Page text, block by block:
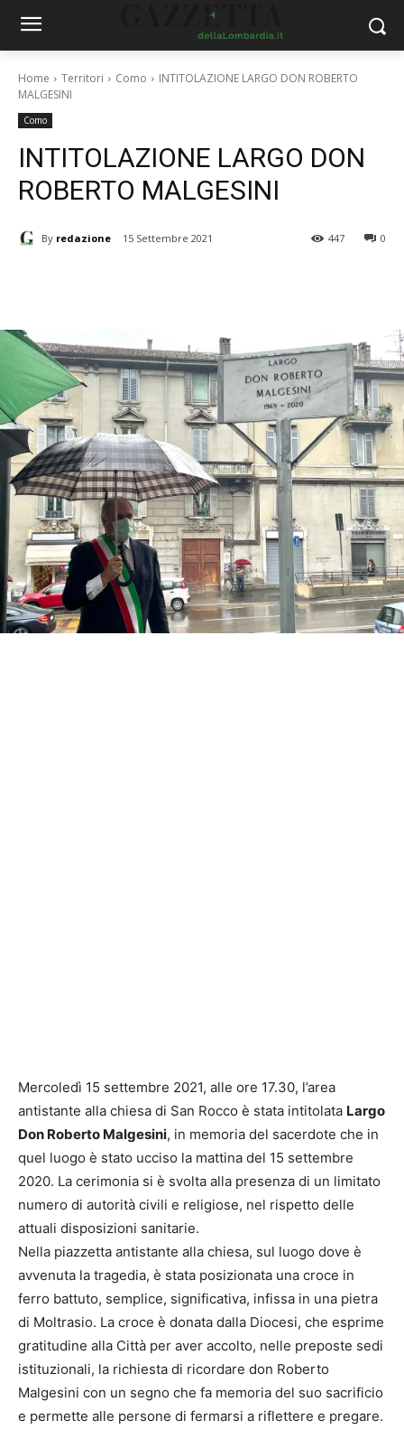
Home Territori Como
INTITOLAZIONE LARGO DON ROBERTO
MALGESINI
Como
INTITOLAZIONE LARGO DON
ROBERTO MALGESINI
By redazione 15 Settembre 2021 0
447
Mercoledì 15 settembre 2021, alle ore 17.30, l’area
antistante alla chiesa di San Rocco è stata intitolata Largo
Don Roberto Malgesini, in memoria del sacerdote che in
quel luogo è stato ucciso la mattina del 15 settembre
2020. La cerimonia si è svolta alla presenza di un limitato
numero di autorità civili e religiose, nel rispetto delle
attuali disposizioni sanitarie.
Nella piazzetta antistante alla chiesa, sul luogo dove è
avvenuta la tragedia, è stata posizionata una croce in
ferro battuto, semplice, significativa, infissa in una pietra
di Moltrasio. La croce è donata dalla Diocesi, che esprime
gratitudine alla Città per aver accolto, nelle preposte sedi
istituzionali, la richiesta di ricordare don Roberto
Malgesini con un segno che fa memoria del suo sacrificio
e permette alle persone di fermarsi a riflettere e pregare.